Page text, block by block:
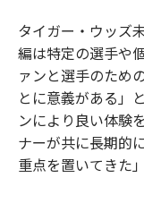
タイガー・ウッズ
編は特定の選手や
ァンと選手のため
とに意義がある」
ンにより良い体験
ナーが共に長期的
重点を置いてきた